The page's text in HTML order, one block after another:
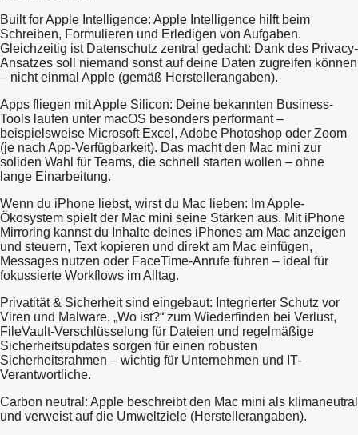
Built for Apple Intelligence: Apple Intelligence hilft beim
Schreiben, Formulieren und Erledigen von Aufgaben.
Gleichzeitig ist Datenschutz zentral gedacht: Dank des Privacy-
Ansatzes soll niemand sonst auf deine Daten zugreifen können
– nicht einmal Apple (gemäß Herstellerangaben).
Apps fliegen mit Apple Silicon: Deine bekannten Business-
Tools laufen unter macOS besonders performant –
beispielsweise Microsoft Excel, Adobe Photoshop oder Zoom
(je nach App-Verfügbarkeit). Das macht den Mac mini zur
soliden Wahl für Teams, die schnell starten wollen – ohne
lange Einarbeitung.
Wenn du iPhone liebst, wirst du Mac lieben: Im Apple-
Ökosystem spielt der Mac mini seine Stärken aus. Mit iPhone
Mirroring kannst du Inhalte deines iPhones am Mac anzeigen
und steuern, Text kopieren und direkt am Mac einfügen,
Messages nutzen oder FaceTime-Anrufe führen – ideal für
fokussierte Workflows im Alltag.
Privatität & Sicherheit sind eingebaut: Integrierter Schutz vor
Viren und Malware, „Wo ist?“ zum Wiederfinden bei Verlust,
FileVault-Verschlüsselung für Dateien und regelmäßige
Sicherheitsupdates sorgen für einen robusten
Sicherheitsrahmen – wichtig für Unternehmen und IT-
Verantwortliche.
Carbon neutral: Apple beschreibt den Mac mini als klimaneutral
und verweist auf die Umweltziele (Herstellerangaben).